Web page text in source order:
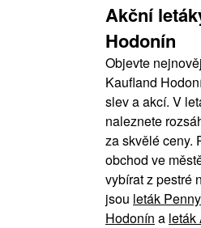
Akční
Hodonín
Objevte
Kaufland
slev a akcí. V
naleznete
za skvělé ceny.
obchod ve
vybírat z pestré
jsou leták
Hodonín a leták